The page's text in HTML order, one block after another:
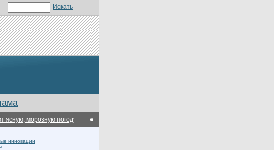
морозную погоду В Алматинской области в результате вспышки газо-воздушной смеси
инновации